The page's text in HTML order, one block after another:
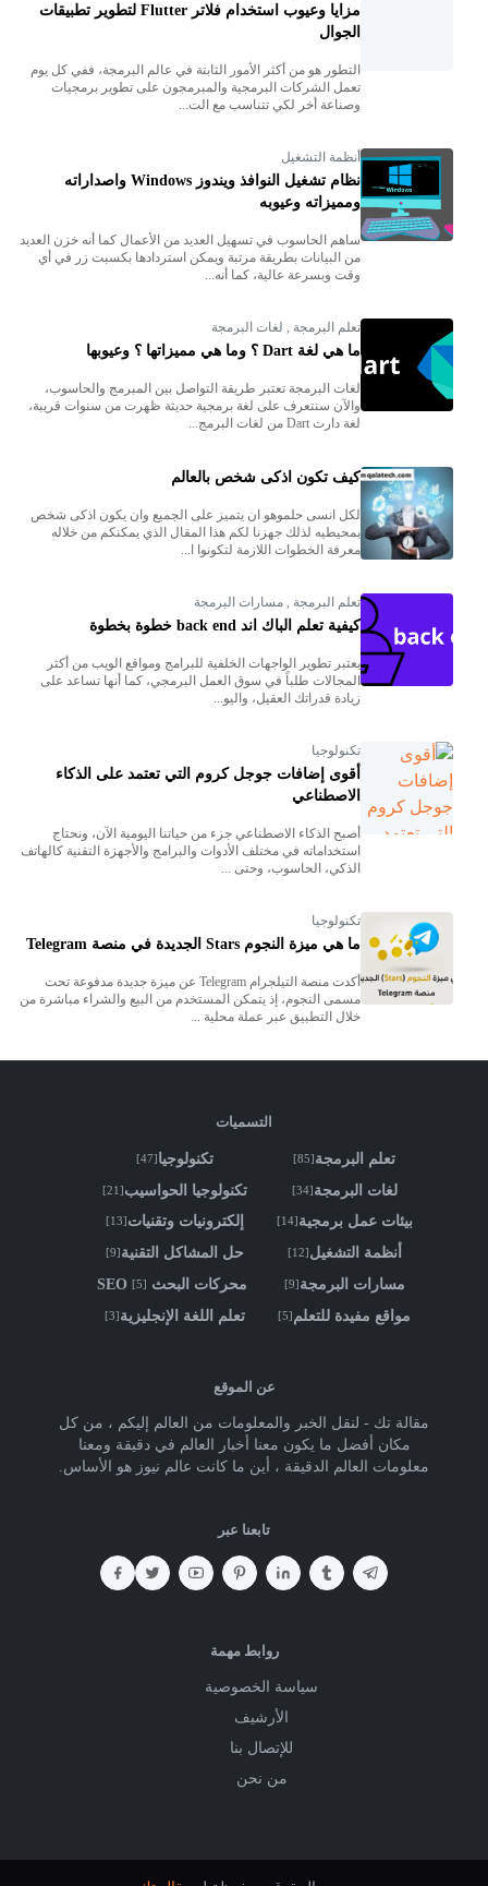
مزايا وعيوب استخدام فلاتر Flutter لتطوير تطبيقات
الجوال
التطور هو من أكثر الأمور الثابتة في عالم البرمجة، ففي كل يوم
تعمل الشركات البرمجية والمبرمجون على تطوير برمجيات
وصناعة أخر لكي تتناسب مع الت...
أنظمة التشغيل
نظام تشغيل النوافذ ويندوز Windows واصداراته
ومميزاته وعيوبه
ساهم الحاسوب في تسهيل العديد من الأعمال كما أنه خزن العديد
من البيانات بطريقة مرتبة ويمكن استردادها بكسبت زر في أي
وقت وبسرعة عالية، كما أنه...
تعلم البرمجة لغات البرمجة
ما هي لغة Dart ؟ وما هي مميزاتها ؟ وعيوبها
لغات البرمجة تعتبر طريقة التواصل بين المبرمج والحاسوب،
والآن سنتعرف على لغة برمجية حديثة ظهرت من سنوات قريبة،
لغة دارت Dart من لغات البرمج...
كيف تكون اذكى شخص بالعالم
لكل انسى حلموهو ان يتميز على الجميع وان يكون اذكى شخص
بمحيطيه لذلك جهزنا لكم هذا المقال الذي يمكنكم من خلاله
معرفة الخطوات اللازمة لتكونوا ا...
تعلم البرمجة مسارات البرمجة
كيفية تعلم الباك اند back end خطوة بخطوة
يعتبر تطوير الواجهات الخلفية للبرامج ومواقع الويب من أكثر
المجالات طلباً في سوق العمل البرمجي، كما أنها تساعد على
زيادة قدراتك العقيل، واليو...
تكنولوجيا
أقوى إضافات جوجل كروم التي تعتمد على الذكاء
الاصطناعي
أصبح الذكاء الاصطناعي جزء من حياتنا اليومية الآن، ونحتاج
استخداماته في مختلف الأدوات والبرامج والأجهزة التقنية كالهاتف
الذكي، الحاسوب، وحتى ...
تكنولوجيا
ما هي ميزة النجوم Stars الجديدة في منصة Telegram
أكدت منصة التيلجرام Telegram عن ميزة جديدة مدفوعة تحت
مسمى النجوم، إذ يتمكن المستخدم من البيع والشراء مباشرة من
خلال التطبيق عبر عملة محلية ...
التسميات
تعلم البرمجة[85] تكنولوجيا[47]
لغات البرمجة[34] تكنولوجيا الحواسيب[21]
بيئات عمل برمجية [14] إلكترونيات وتقنيات [13]
أنظمة التشغيل[12] حل المشاكل التقنية[9]
مسارات البرمجة[9] محركات البحث SEO [5]
مواقع مفيدة للتعلم [5] تعلم اللغة الإنجليزية[3]
عن الموقع
مقالة تك - لنقل الخبر والمعلومات من العالم إليكم ، من كل
مكان أفضل ما يكون معنا أخبار العالم في دقيقة ومعنا
معلومات العالم الدقيقة ، أين ما كانت عالم نيوز هو الأساس.
تابعنا عبر
روابط مهمة
سياسة الخصوصية
الأرشيف
للإتصال بنا
من نحن